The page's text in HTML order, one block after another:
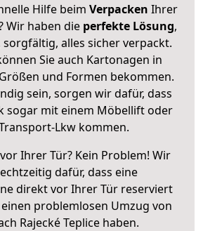
Hilfe beim Verpacken Ihrer
Wir haben die perfekte Lösung,
alles sicher verpackt.
Sie auch Kartonagen in
und Formen bekommen.
sein, sorgen wir dafür, dass
sogar mit einem Möbellift oder
Lkw kommen.
Ihrer Tür? Kein Problem! Wir
dafür, dass eine
direkt vor Ihrer Tür reserviert
problemlosen Umzug von
Rajecké Teplice haben.